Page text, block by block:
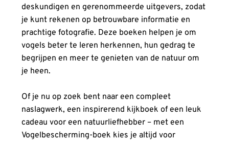
deskundigen en gerenommeerde uitgevers, zodat
je kunt rekenen op betrouwbare informatie en
prachtige fotografie. Deze boeken helpen je om
vogels beter te leren herkennen, hun gedrag te
begrijpen en meer te genieten van de natuur om
je heen.
Of je nu op zoek bent naar een compleet
naslagwerk, een inspirerend kijkboek of een leuk
cadeau voor een natuurliefhebber – met een
Vogelbescherming-boek kies je altijd voor